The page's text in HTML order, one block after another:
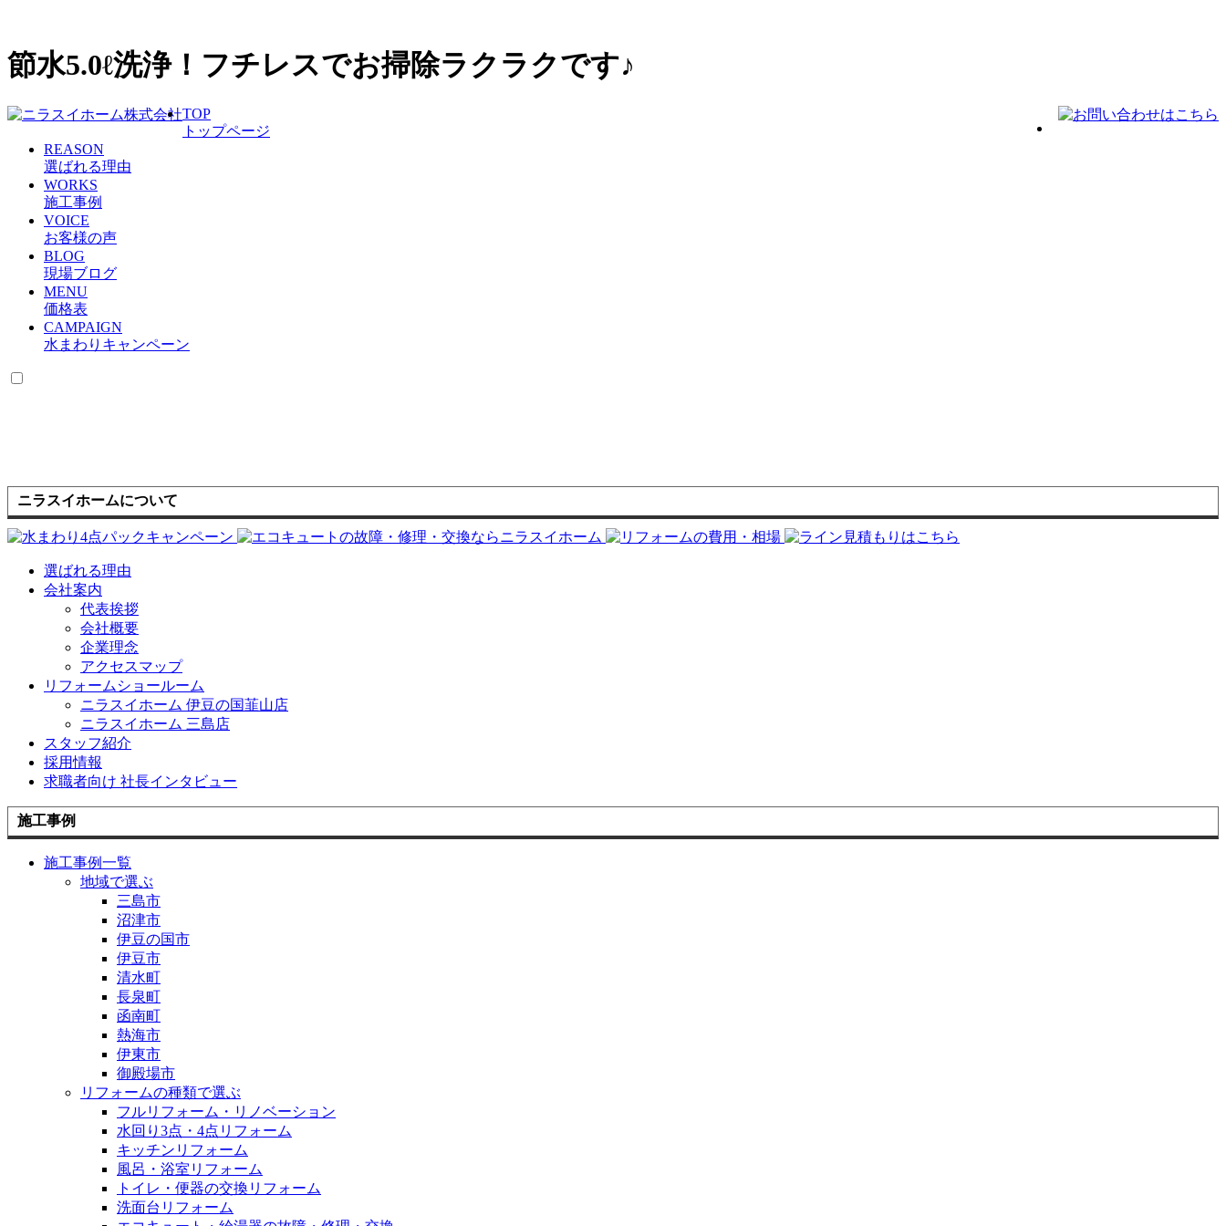
節水5.0ℓ洗浄！フチレスでお掃除ラクラクです♪
TOP
トップページ
REASON
選ばれる理由
WORKS
施工事例
VOICE
お客様の声
BLOG
現場ブログ
MENU
価格表
CAMPAIGN
水まわりキャンペーン
ニラスイホームについて
選ばれる理由
会社案内
代表挨拶
会社概要
企業理念
アクセスマップ
リフォームショールーム
ニラスイホーム 伊豆の国韮山店
ニラスイホーム 三島店
スタッフ紹介
採用情報
求職者向け 社長インタビュー
施工事例
施工事例一覧
地域で選ぶ
三島市
沼津市
伊豆の国市
伊豆市
清水町
長泉町
函南町
熱海市
伊東市
御殿場市
リフォームの種類で選ぶ
フルリフォーム・リノベーション
水回り3点・4点リフォーム
キッチンリフォーム
風呂・浴室リフォーム
トイレ・便器の交換リフォーム
洗面台リフォーム